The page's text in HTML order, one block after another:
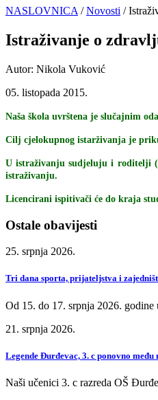
NASLOVNICA /Novosti /
Istraživanje o
Autor: Nikola Vuković
05. listopada 2015.
Naša škola uvrštena je slučajnim
Cilj cjelokupnog istarživanja je
U istraživanju sudjeluju i roditelji (
istraživanju.
Licencirani ispitivači će do kraja
Ostale obavijesti
25. srpnja 2026.
Tri dana sporta, prijateljstva i
Od 15. do 17. srpnja 2026.
21. srpnja 2026.
Legende Đurđevac, 3. c ponovno
Naši učenici 3. c razreda OŠ